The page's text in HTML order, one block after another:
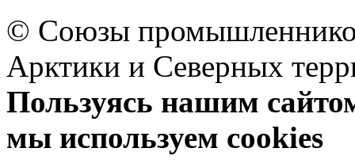
© Союзы
Арктики и Северных
Пользуясь нашим
мы используем cookies